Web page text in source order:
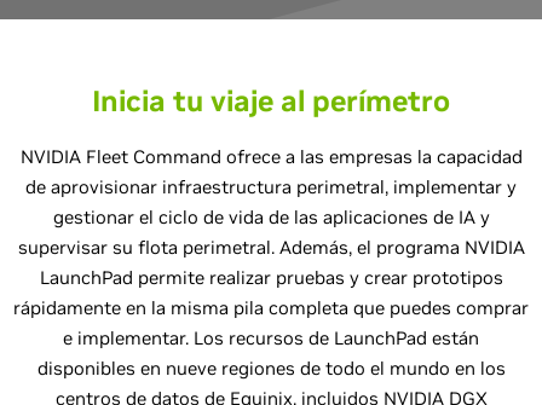
Inicia tu viaje al perímetro
NVIDIA Fleet Command ofrece a las empresas la capacidad
de aprovisionar infraestructura perimetral, implementar y
gestionar el ciclo de vida de las aplicaciones de IA y
supervisar su flota perimetral. Además, el programa NVIDIA
LaunchPad permite realizar pruebas y crear prototipos
rápidamente en la misma pila completa que puedes comprar
e implementar. Los recursos de LaunchPad están
disponibles en nueve regiones de todo el mundo en los
centros de datos de Equinix, incluidos NVIDIA DGX